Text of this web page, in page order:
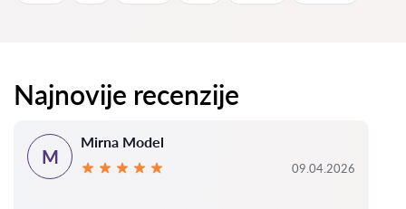
Najnovije recenzije
M
Mirna Model
09.04.2026